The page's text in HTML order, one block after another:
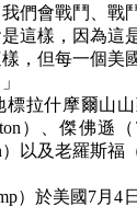
們會戰鬥、戰
這樣，因為這
，但每一個美
標拉什摩爾山
）、傑佛遜
）以及老羅斯福
）於美國7月